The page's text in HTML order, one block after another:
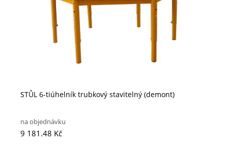
STŮL 6-tiúhelník trubkový stavitelný (demont)
na objednávku
9 181.48 Kč